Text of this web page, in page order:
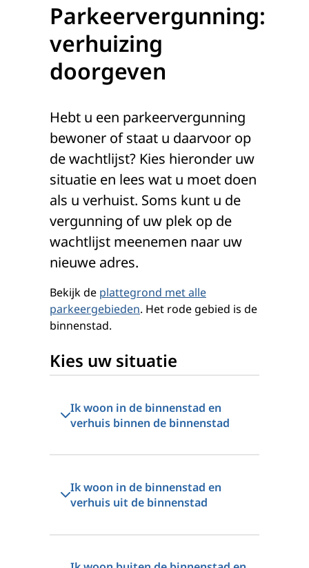
Parkeervergunning:
verhuizing
doorgeven
Hebt u een parkeervergunning
bewoner of staat u daarvoor op
de wachtlijst? Kies hieronder uw
situatie en lees wat u moet doen
als u verhuist. Soms kunt u de
vergunning of uw plek op de
wachtlijst meenemen naar uw
nieuwe adres.
Bekijk de plattegrond met alle
parkeergebieden. Het rode gebied is de
binnenstad.
Kies uw situatie
Ik woon in de binnenstad en
verhuis binnen de binnenstad
Ik woon in de binnenstad en
verhuis uit de binnenstad